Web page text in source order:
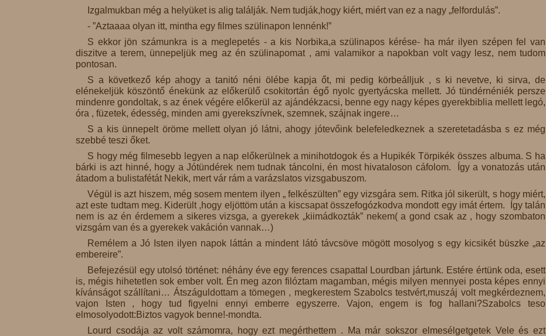
Izgalmukban még a helyüket is alig találják. Nem tudják,hogy kiért, miért van ez a nagy „felfordulás”.
- ”Aztaaaa olyan itt, mintha egy filmes szülinapon lennénk!”
S ekkor jön számunkra is a meglepetés - a kis Norbika,a szülinapos kérése- ha már ilyen szépen fel van
diszitve a terem, ünnepeljük meg az én szülinapomat , ami valamikor a napokban volt vagy lesz, nem tudom
pontosan.
S a következő kép ahogy a tanitó néni ölébe kapja őt, mi pedig körbeálljuk , s ki nevetve, ki sirva, de
elénekeljük köszöntő énekünk az előkerülő csokitortán égő nyolc gyertyácska mellett. Jó tündérnéniék persze
mindenre gondoltak, s az ének végére előkerül az ajándékzacsi, benne egy nagy képes gyerekbiblia mellett legó,
óra , füzetek, édesség, minden ami gyerekszívnek, szemnek, szájnak ingere…
S a kis ünnepelt öröme mellett olyan jó látni, ahogy jótevőink belefeledkeznek a szeretetadásba s ez még
szebbé teszi őket.
S hogy még filmesebb legyen a nap előkerülnek a minihotdogok és a Hupikék Törpikék összes albuma. S ha
bárki is azt hinné, hogy a Jótündérek nem tudnak táncolni, én most hivataloson cáfolom. Így a vonatozás után
átadom a bulistafétát Nekik, mert vár rám a varázslatos vizsgabuszom.
Végül is azt hiszem, még sosem mentem ilyen „ felkészülten” egy vizsgára sem. Ritka jól sikerült, s hogy miért,
azt este tudtam meg. Kiderült ,hogy eljöttöm után a kiscsapat összefogózkodva mondott egy imát értem. Így talán
nem is az én érdemem a sikeres vizsga, a gyerekek „kiimádkozták” nekem( a gond csak az , hogy szombaton
vizsgám van és a gyerekek vakáción vannak…)
Remélem a Jó Isten ilyen napok láttán a mindent látó távcsöve mögött mosolyog s egy kicsikét büszke „az
embereire”.
Befejezésül egy utolsó történet: néhány éve egy ferences csapattal Lourdban jártunk. Estére értünk oda, esett
is, mégis hihetetlen sok ember volt. Én meg azon filóztam magamban, mégis milyen mennyei posta képes ennyi
kívánságot szállítani… Átszáguldottam a tömegen , megkerestem Szabolcs testvért,muszáj volt megkérdeznem,
vajon Isten , hogy tud figyelni ennyi emberre egyszerre. Vajon, engem is fog hallani?Szabolcs teso
elmosolyodott:Biztos vagyok benne!-mondta.
Lourd csodája az volt számomra, hogy ezt megérthettem . Ma már sokszor elmesélgetgetek Vele és ezt